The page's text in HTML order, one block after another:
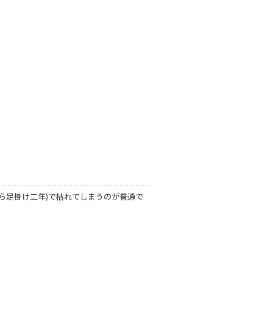
足掛け二年)で枯れてしまうのが普通で